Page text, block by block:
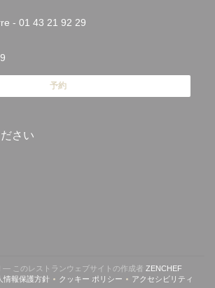
- 01 43 21 92 29
ウィンドウで開きます))
予約
さい
いウィンドウで開きます))
((新しいウィンドウで開きます))
— このレストランウェブサイトの作成者 ZENCHEF((新しい
開きます))
ィンドウで開きます))
情報保護方針
((新しいウィンドウで開きます))
クッキー ポリシー((新しいウィンドウで開きます))
アクセシビリティ
((新しいウィ